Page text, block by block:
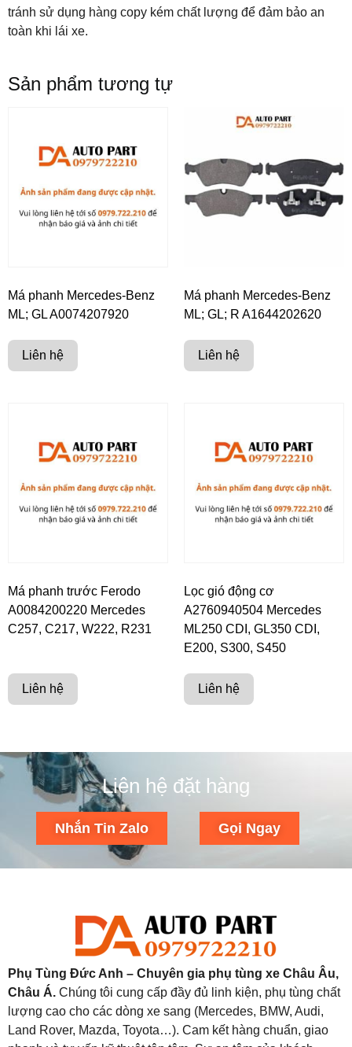
tránh sử dụng hàng copy kém chất lượng để đảm bảo an
toàn khi lái xe.
Sản phẩm tương tự
Má phanh Mercedes-Benz
ML; GL A0074207920
Liên hệ
Má phanh Mercedes-Benz
ML; GL; R A1644202620
Liên hệ
Má phanh trước Ferodo
A0084200220 Mercedes
C257, C217, W222, R231
Liên hệ
Lọc gió động cơ
A2760940504 Mercedes
ML250 CDI, GL350 CDI,
E200, S300, S450
Liên hệ
Liên hệ đặt hàng
Nhắn Tin Zalo Gọi Ngay
Phụ Tùng Đức Anh – Chuyên gia phụ tùng xe Châu Âu,
Châu Á. Chúng tôi cung cấp đầy đủ linh kiện, phụ tùng chất
lượng cao cho các dòng xe sang (Mercedes, BMW, Audi,
Land Rover, Mazda, Toyota…). Cam kết hàng chuẩn, giao